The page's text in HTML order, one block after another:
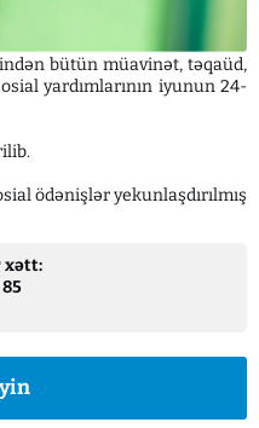
bütün müavinət, təqaüd,
yardımlarının iyunun 24-
ödənişlər yekunlaşdırılmış
xətt: